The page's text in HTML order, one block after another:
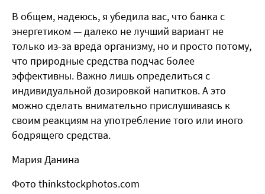
В общем, надеюсь, я убедила вас, что банка с
энергетиком — далеко не лучший вариант не
только из-за вреда организму, но и просто потому,
что природные средства подчас более
эффективны. Важно лишь определиться с
индивидуальной дозировкой напитков. А это
можно сделать внимательно прислушиваясь к
своим реакциям на употребление того или иного
бодрящего средства.
Мария Данина
Фото thinkstockphotos.com